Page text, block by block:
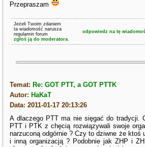
Przepraszam
Jeżeli Twoim zdaniem
ta wiadomość narusza
regulamin forum
zgłoś ją do moderatora.
odpowiedz na tę
Temat: Re: GOT PTT, a GOT PTTK
Autor: HaKaT
Data: 2011-01-17 20:13:26
A dlaczego PTT ma nie sięgać do tradycji.
PTT i PTK z chęcią rozwiązywali swoje
narzuconą odgórnie ? Czy to dziwne że ktoś
i inną organizacją ? Podobnie jak ZHP i